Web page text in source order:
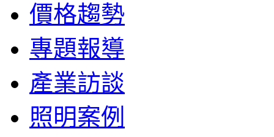
價格趨勢
專題報導
產業訪談
照明案例